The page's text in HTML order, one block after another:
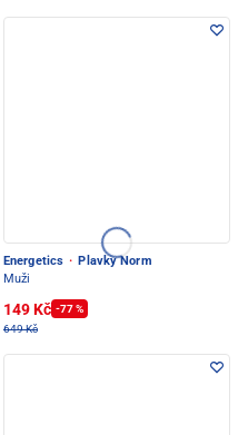
Energetics · Plavky Norm
Muži
149 Kč -77 %
649 Kč